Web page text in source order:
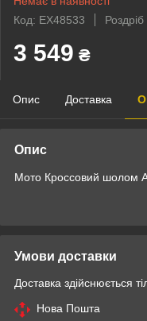
Код: EX48533
Роздріб
3 549 ₴
Опис Доставка
Опис
Мото Кроссовий шолом
Умови доставки
Доставка здійснюється
Нова Пошта